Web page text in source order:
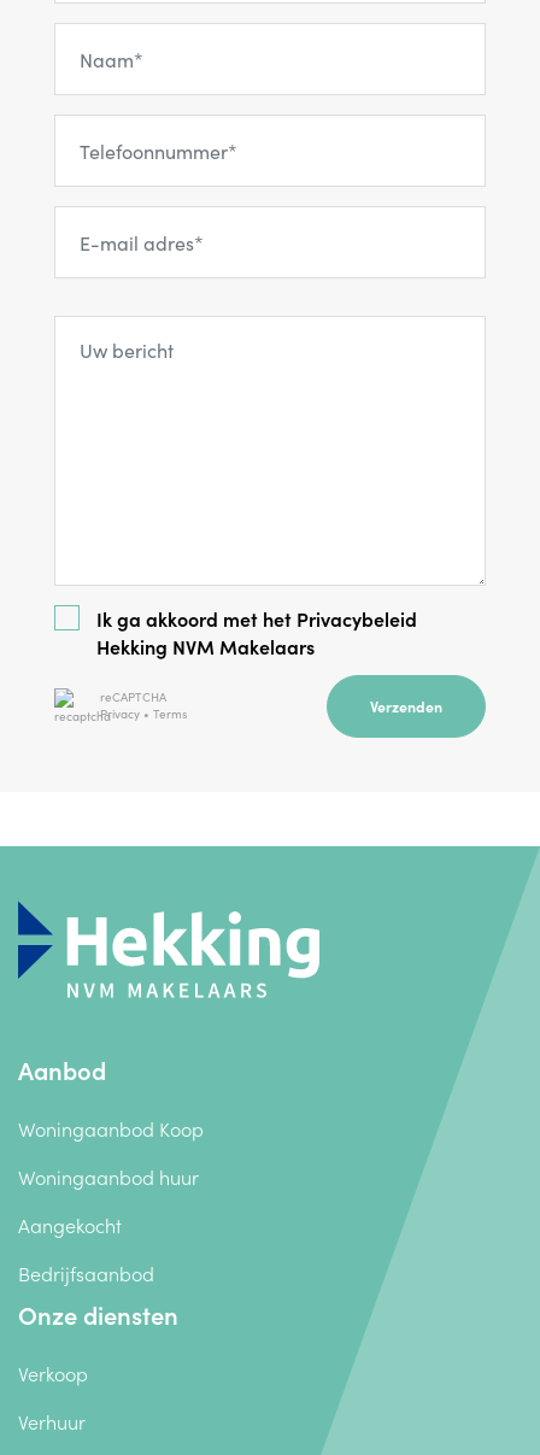
Ik ga akkoord met het Privacybeleid
Hekking NVM Makelaars
reCAPTCHA
Privacy • Terms Verzenden
Aanbod
Woningaanbod Koop
Woningaanbod huur
Aangekocht
Bedrijfsaanbod
Onze diensten
Verkoop
Verhuur